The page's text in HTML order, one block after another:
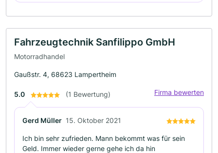
Fahrzeugtechnik Sanfilippo GmbH
Motorradhandel
Gaußstr. 4, 68623 Lampertheim
5.0 (1 Bewertung) Firma bewerten
Gerd Müller 15. Oktober 2021
Ich bin sehr zufrieden. Mann bekommt was für sein
Geld. Immer wieder gerne gehe ich da hin